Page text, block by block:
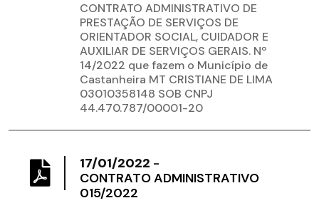
CONTRATO ADMINISTRATIVO DE
PRESTAÇÃO DE SERVIÇOS DE
ORIENTADOR SOCIAL, CUIDADOR E
AUXILIAR DE SERVIÇOS GERAIS. Nº
14/2022 que fazem o Município de
Castanheira MT CRISTIANE DE LIMA
03010358148 SOB CNPJ
44.470.787/00001-20
17/01/2022 -
CONTRATO ADMINISTRATIVO
015/2022